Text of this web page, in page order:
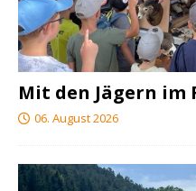
Mit den Jägern im
06. August 2026